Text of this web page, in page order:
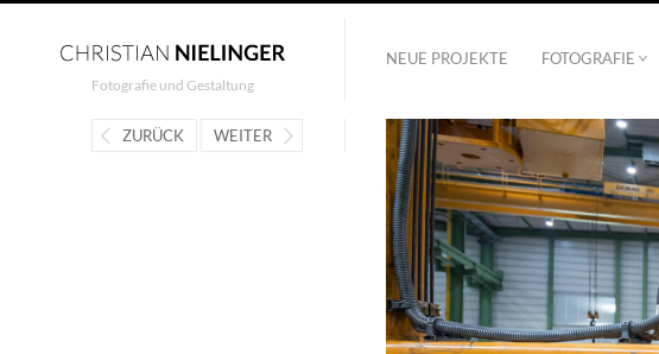
Fotografie und Gestaltung
NEUE PROJEKTE FOTOGRAFIE
ZURÜCK WEITER